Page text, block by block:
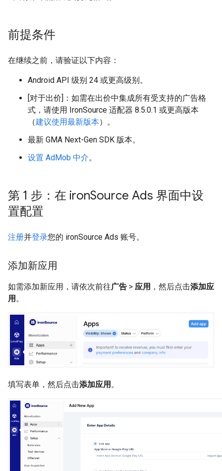
前提条件
在继续之前，请验证以下内容：
Android API 级别 24 或更高级别。
[对于出价]：如需在出价中集成所有受支持的广告格
式，请使用 IronSource 适配器 8.5.0.1 或更高版本
（建议使用最新版本）。
最新 GMA Next-Gen SDK 版本。
设置 AdMob 中介。
第 1 步：在 ironSource Ads 界面中设
置配置
注册并登录您的 ironSource Ads 账号。
添加新应用
如需添加新应用，请依次前往广告 > 应用 ，然后点击添加应
用 。
填写表单，然后点击添加应用 。